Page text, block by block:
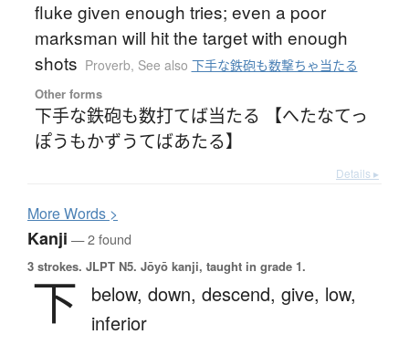
fluke given enough tries; even a poor
marksman will hit the target with enough
shots Proverb, See also 下手な鉄砲も数撃ちゃ当たる
Other forms
下手な鉄砲も数打てば当たる 【へたなてっ
ぽうもかずうてばあたる】
Details ▸
MoreWords >
Kanji — 2 found
3 strokes. JLPT N5. Jōyō kanji, taught in grade 1.
下 below, down, descend, give, low,
inferior